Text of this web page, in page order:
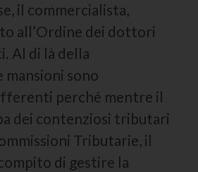
il commercialista,
all’Ordine dei dottori
Al di là della
mansioni sono
perché mentre il
dei contenziosi tributari
Tributarie, il
di gestire la